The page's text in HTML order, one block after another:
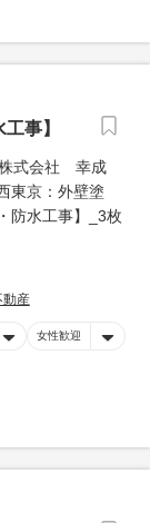
事】
動産
女性歓迎